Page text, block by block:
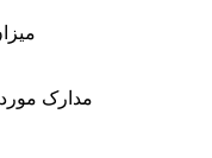
مدارک